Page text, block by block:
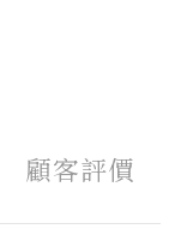
顧客評價